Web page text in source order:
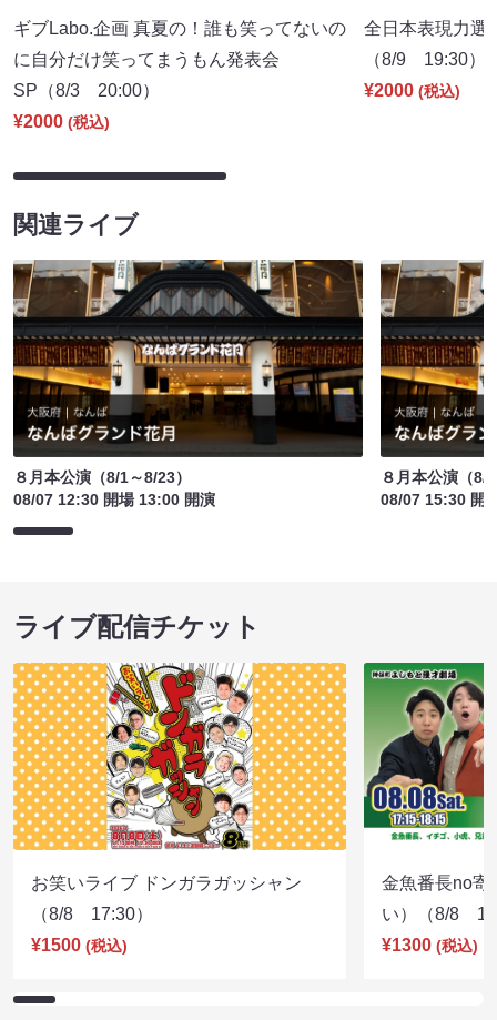
ギブLabo.企画 真夏の！誰も笑ってないの
に自分だけ笑ってまうもん発表会
SP（8/3 20:00）
¥2000 (税込)
全日本表現力選
（8/9 19:30）
¥2000 (税込)
関連ライブ
８月本公演（8/1～8/23）
08/07 12:30 開場 13:00 開演
８月本公演（8/
08/07 15:30 開
ライブ配信チケット
お笑いライブ ドンガラガッシャン
（8/8 17:30）
¥1500 (税込)
金魚番長no寄
い）（8/8
¥1300 (税込)